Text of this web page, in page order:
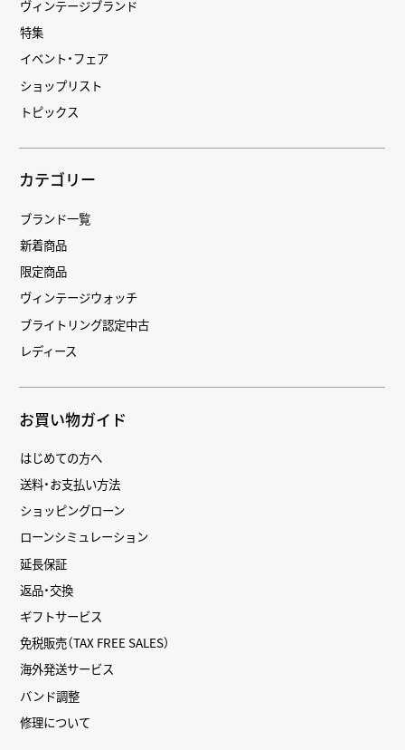
ヴィンテージブランド
特集
イベント・フェア
ショップリスト
トピックス
カテゴリー
ブランド一覧
新着商品
限定商品
ヴィンテージウォッチ
ブライトリング認定中古
レディース
お買い物ガイド
はじめての方へ
送料・お支払い方法
ショッピングローン
ローンシミュレーション
延長保証
返品・交換
ギフトサービス
免税販売（TAX FREE SALES）
海外発送サービス
バンド調整
修理について